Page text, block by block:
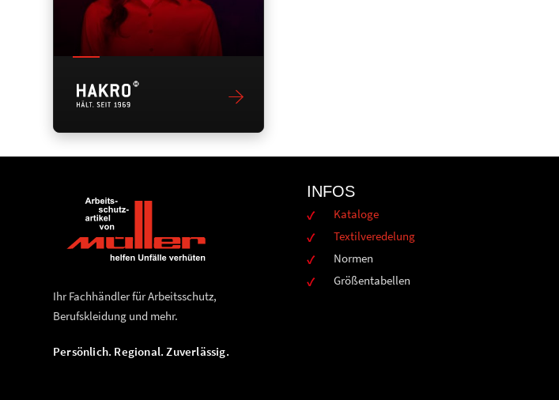
Ihr Fachhändler für Arbeitsschutz,
Berufskleidung und mehr.
Persönlich. Regional. Zuverlässig.
INFOS
Kataloge
Textilveredelung
Normen
Größentabellen